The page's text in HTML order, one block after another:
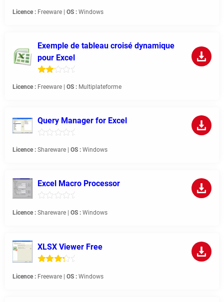
Licence : Freeware | OS : Windows
Exemple de tableau croisé dynamique
pour Excel
Licence : Freeware | OS : Multiplateforme
Query Manager for Excel
Licence : Shareware | OS : Windows
Excel Macro Processor
Licence : Shareware | OS : Windows
XLSX Viewer Free
Licence : Freeware | OS : Windows